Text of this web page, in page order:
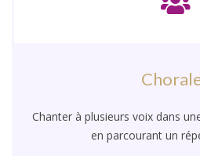
Chanter à plusieurs voix dans
en parcourant un